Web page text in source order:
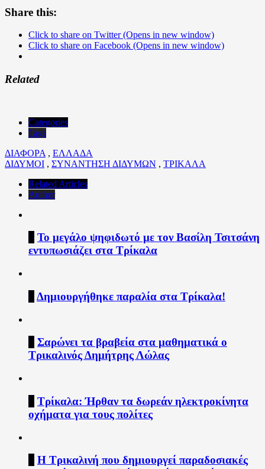
Share this:
Click to share on Twitter (Opens in new window)
Click to share on Facebook (Opens in new window)
Related
Categories
Tags
ΔΙΑΦΟΡΑ , ΕΛΛΑΔΑ
ΔΙΔΥΜΟΙ , ΣΥΝΑΝΤΗΣΗ ΔΙΔΥΜΩΝ , ΤΡΙΚΑΛΑ
Related Articles
Author
Το μεγάλο ψηφιδωτό με τον Βασίλη Τσιτσάνη
εντυπωσιάζει στα Τρίκαλα
Δημιουργήθηκε παραλία στα Τρίκαλα!
Σαρώνει τα βραβεία στα μαθηματικά ο
Τρικαλινός Δημήτρης Λώλας
Τρίκαλα: Ήρθαν τα δωρεάν ηλεκτροκίνητα
οχήματα για τους πολίτες
Η Τρικαλινή που δημιουργεί παραδοσιακές